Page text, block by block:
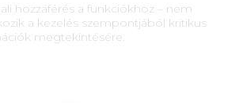
hozzáférés a funkciókhoz – nem
a kezelés szempontjából kritikus
megtekintésére.